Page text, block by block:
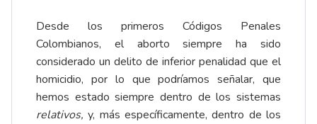
Desde los primeros Códigos Penales
Colombianos, el aborto siempre ha sido
considerado un delito de inferior penalidad que el
homicidio, por lo que podríamos señalar, que
hemos estado siempre dentro de los sistemas
relativos,y, más específicamente, dentro de los